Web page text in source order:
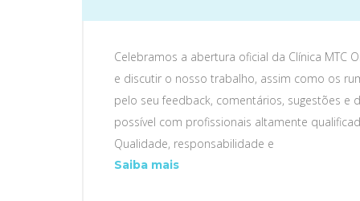
Celebramos a abertura oficial da Clínica MTC
e discutir o nosso trabalho, assim como os
pelo seu feedback, comentários, sugestões e
possível com profissionais altamente
Qualidade, responsabilidade e
Saiba maisBem